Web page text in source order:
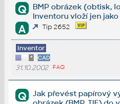
Q
BMP obrázek (obtisk,
Inventoru vloží jen jako
A Tip 2652
Inventor
* CAD
31.10.2002 FAQ
Q
Jak převést papírový